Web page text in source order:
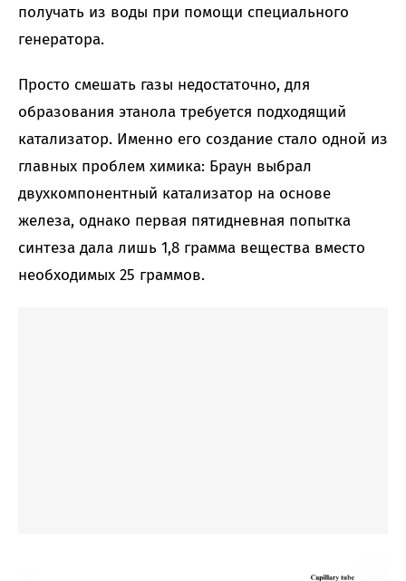
получать из воды при помощи специального
генератора.
Просто смешать газы недостаточно, для
образования этанола требуется подходящий
катализатор. Именно его создание стало одной из
главных проблем химика: Браун выбрал
двухкомпонентный катализатор на основе
железа, однако первая пятидневная попытка
синтеза дала лишь 1,8 грамма вещества вместо
необходимых 25 граммов.